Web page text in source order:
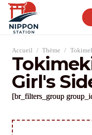
Accueil / Thème /
Girl's
[br_filters_group